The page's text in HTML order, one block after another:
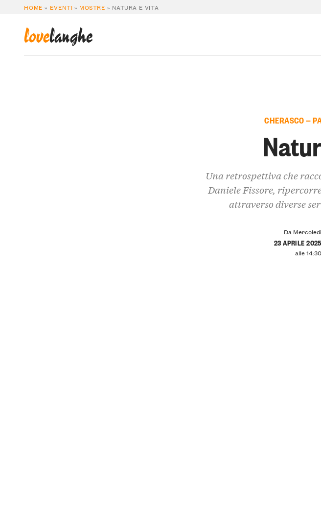
HOME » EVENTI » MOSTRE » NATURA E VITA
lovelanghe
CHERASCO —
Una retrospettiva che
Daniele Fissore,
attraverso diverse
Da Mercoledì
23 APRILE 2025
alle 14:30